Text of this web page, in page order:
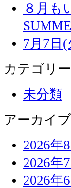
８月も
7月7日
カテゴリー
未分類
アーカイブ
2026年8
2026年7
2026年6